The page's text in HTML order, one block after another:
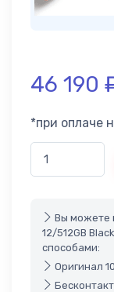
46 190
*при оплаче
Вы можете
12/512GB
способами:
Оригинал